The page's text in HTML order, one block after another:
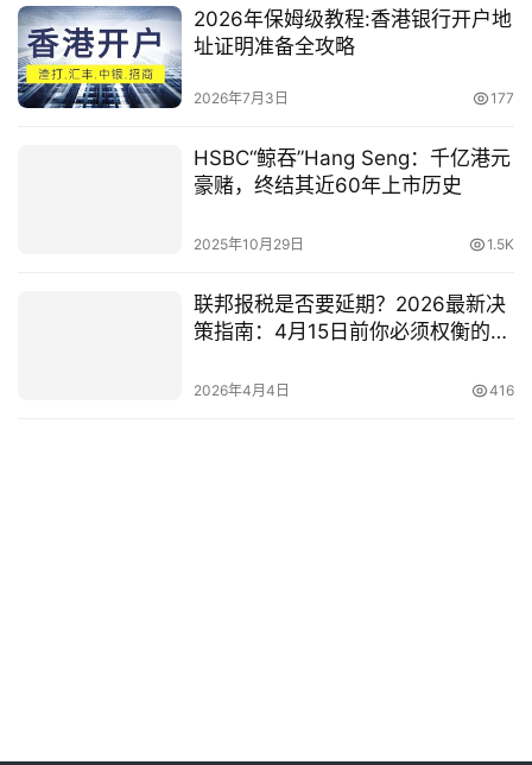
2026年保姆级教程:香港银行开户地
址证明准备全攻略
2026年7月3日 177
HSBC“鲸吞”Hang Seng：千亿港元
豪赌，终结其近60年上市历史
2025年10月29日 1.5K
联邦报税是否要延期？2026最新决
策指南：4月15日前你必须权衡的5
2026年4月4日 416